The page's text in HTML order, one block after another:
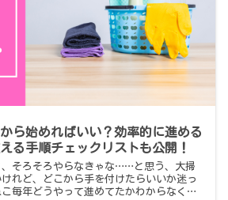
ら始めればいい？効率的に進める
る手順チェックリストも公開！
、そろそろやらなきゃな……と思う、大掃
れど、どこから手を付けたらいいか迷っ
毎年どうやって進めてたかわからなくな